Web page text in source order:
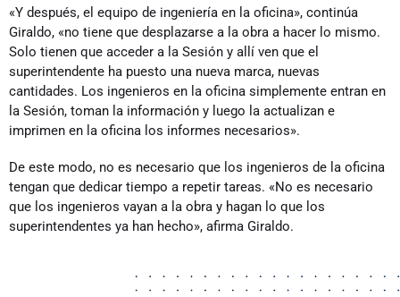
«Y después, el equipo de ingeniería en la oficina», continúa
Giraldo, «no tiene que desplazarse a la obra a hacer lo mismo.
Solo tienen que acceder a la Sesión y allí ven que el
superintendente ha puesto una nueva marca, nuevas
cantidades. Los ingenieros en la oficina simplemente entran en
la Sesión, toman la información y luego la actualizan e
imprimen en la oficina los informes necesarios».
De este modo, no es necesario que los ingenieros de la oficina
tengan que dedicar tiempo a repetir tareas. «No es necesario
que los ingenieros vayan a la obra y hagan lo que los
superintendentes ya han hecho», afirma Giraldo.